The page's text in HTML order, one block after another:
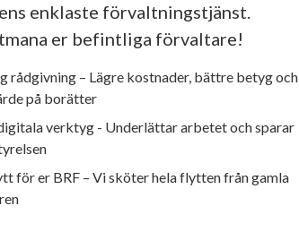
enklaste förvaltningstjänst.
er befintliga förvaltare!
rådgivning – Lägre kostnader, bättre betyg och
på borätter
verktyg - Underlättar arbetet och sparar
för er BRF – Vi sköter hela flytten från gamla